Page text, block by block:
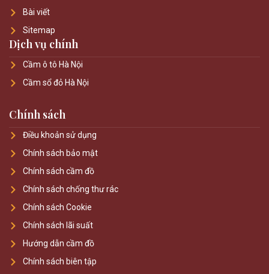
Bài viết
Sitemap
Dịch vụ chính
Cầm ô tô Hà Nội
Cầm sổ đỏ Hà Nội
Chính sách
Điều khoản sử dụng
Chính sách bảo mật
Chính sách cầm đồ
Chính sách chống thư rác
Chính sách Cookie
Chính sách lãi suất
Hướng dẫn cầm đồ
Chính sách biên tập